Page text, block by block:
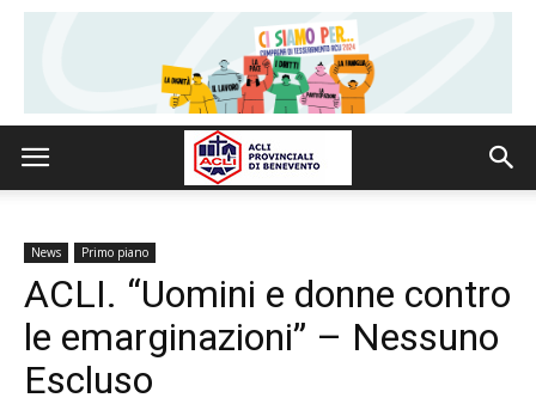
News Primo piano
ACLI. “Uomini e donne contro
le emarginazioni” – Nessuno
Escluso